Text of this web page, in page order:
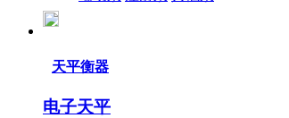
天平衡器
电子天平